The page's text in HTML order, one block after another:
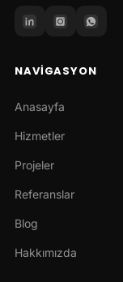
NAVIGASYON
Anasayfa
Hizmetler
Projeler
Referanslar
Blog
Hakkımızda